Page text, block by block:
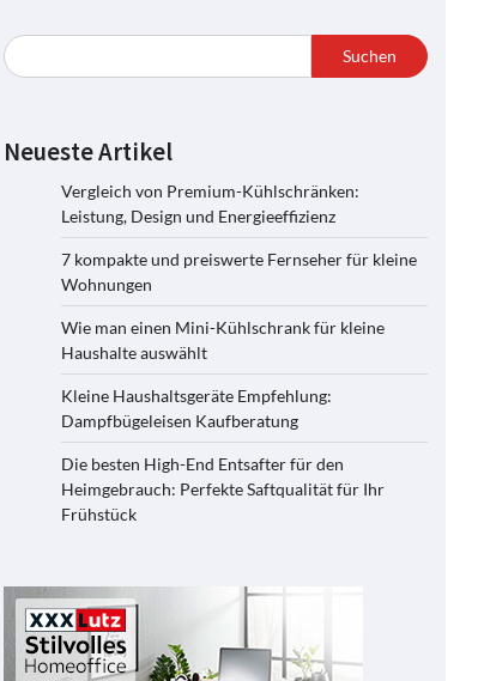
Suchen
Neueste Artikel
Vergleich von Premium-Kühlschränken:
Leistung, Design und Energieeffizienz
7 kompakte und preiswerte Fernseher für kleine
Wohnungen
Wie man einen Mini-Kühlschrank für kleine
Haushalte auswählt
Kleine Haushaltsgeräte Empfehlung:
Dampfbügeleisen Kaufberatung
Die besten High-End Entsafter für den
Heimgebrauch: Perfekte Saftqualität für Ihr
Frühstück